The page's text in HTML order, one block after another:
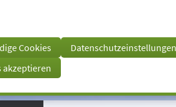
Cookies
akzeptieren